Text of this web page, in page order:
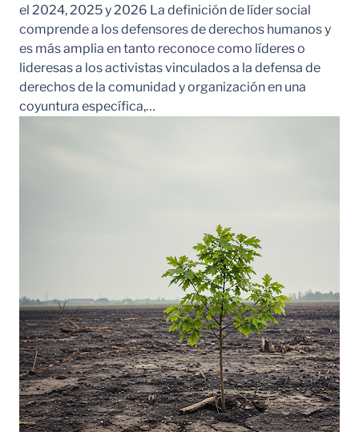
el 2024, 2025 y 2026 La definición de líder social
comprende a los defensores de derechos humanos y
es más amplia en tanto reconoce como líderes o
lideresas a los activistas vinculados a la defensa de
derechos de la comunidad y organización en una
coyuntura específica,…